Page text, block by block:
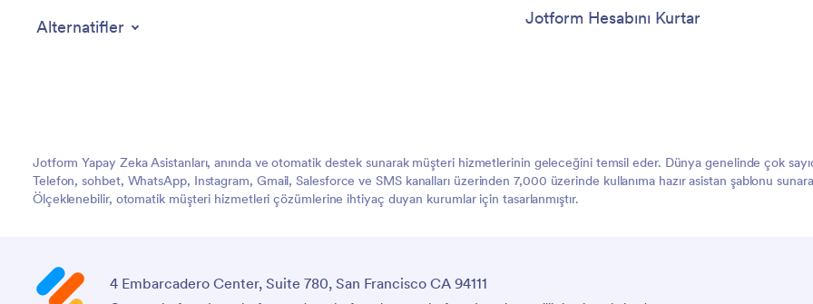
Alternatifler
Jotform Hesabını Kurtar
Jotform Yapay Zeka Asistanları, anında ve otomatik destek sunarak müşteri hizmetlerinin geleceğini temsil eder. Dünya genelinde çok
Telefon, sohbet, WhatsApp, Instagram, Gmail, Salesforce ve SMS kanalları üzerinden 7,000 üzerinde kullanıma hazır asistan şablonu
Ölçeklenebilir, otomatik müşteri hizmetleri çözümlerine ihtiyaç duyan kurumlar için tasarlanmıştır.
4 Embarcadero Center, Suite 780, San Francisco CA 94111